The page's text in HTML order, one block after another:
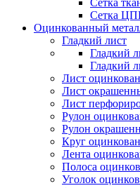
Сетка
Сетка
Оцинкованный
Гладкий лист
Гладкий
Гладкий
Лист
Лист
Лист
Рулон
Рулон
Круг
Лента
Полоса
Уголок